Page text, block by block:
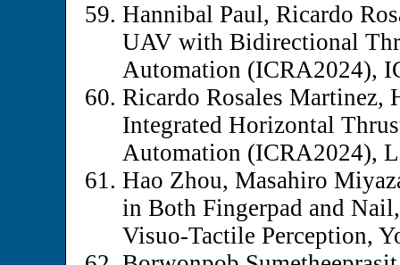
Hannibal Paul, Ricardo
UAV with Bidirectional
Automation (ICRA2024),
Ricardo Rosales
Integrated Horizontal
Automation (ICRA2024),
Hao Zhou, Masahiro
in Both Fingerpad and
Visuo-Tactile Perception,